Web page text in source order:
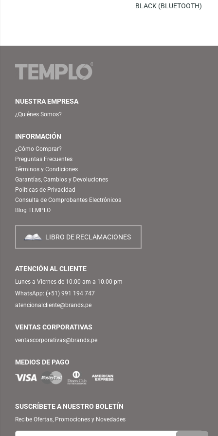
BLACK (BLUETOOTH)
NUESTRA EMPRESA
¿Quiénes Somos?
INFORMACIÓN
¿Cómo Comprar?
Preguntas Frecuentes
Términos y Condiciones
Garantías, Cambios y Devoluciones
Políticas de Privacidad
Consulta de Comprobantes Electrónicos
Blog TEMPLO
LIBRO DE RECLAMACIONES
ATENCIÓN AL CLIENTE
Lunes a Viernes de 10:00 am a 10:00 pm
WhatsApp: (+51) 991 194 747
atencionalcliente@brands.pe
VENTAS CORPORATIVAS
ventascorporativas@brands.pe
MEDIOS DE PAGO
SUSCRÍBETE A NUESTRO BOLETÍN
Recibe Ofertas, Promociones y Novedades